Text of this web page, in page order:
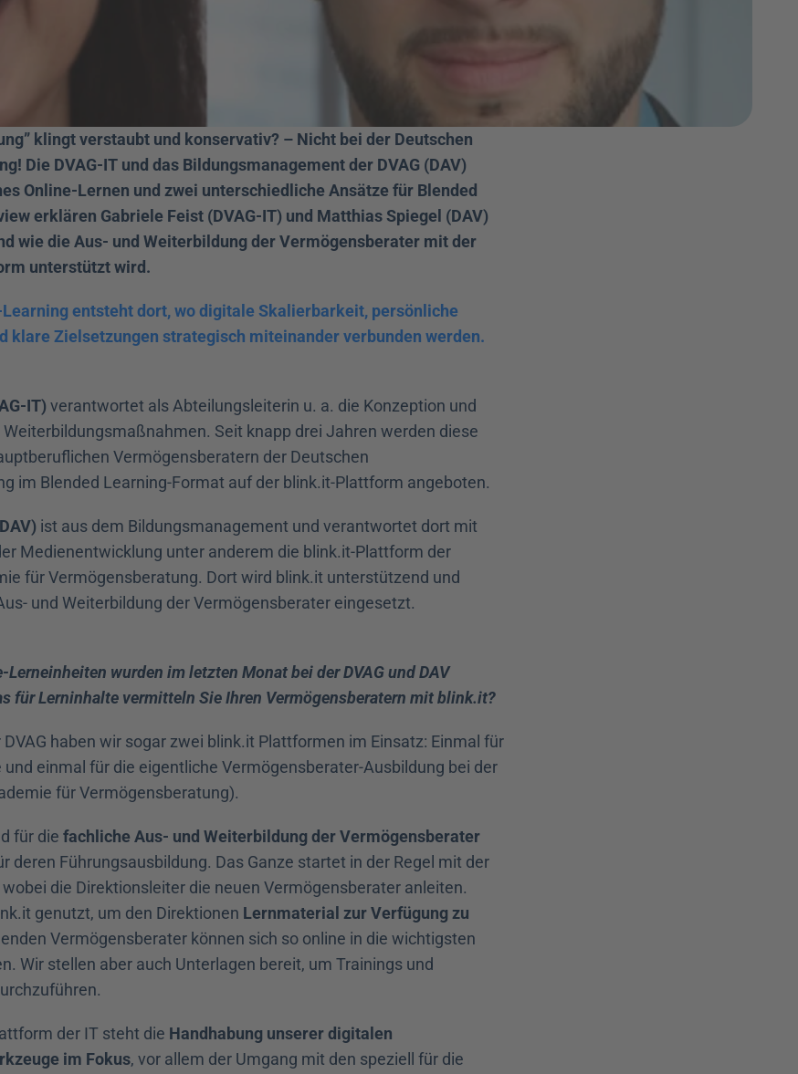
klingt verstaubt und konservativ? – Nicht bei der Deutschen
Die DVAG-IT und das Bildungsmanagement der DVAG (DAV)
Online-Lernen und zwei unterschiedliche Ansätze für Blended
erklären Gabriele Feist (DVAG-IT) und Matthias Spiegel (DAV)
wie die Aus- und Weiterbildung der Vermögensberater mit der
unterstützt wird.
entsteht dort, wo digitale Skalierbarkeit, persönliche
klare Zielsetzungen strategisch miteinander verbunden werden.
IT) verantwortet als Abteilungsleiterin u. a. die Konzeption und
Weiterbildungsmaßnahmen. Seit knapp drei Jahren werden diese
Vermögensberatern der Deutschen
im Blended Learning-Format auf der blink.it-Plattform angeboten.
ist aus dem Bildungsmanagement und verantwortet dort mit
Medienentwicklung unter anderem die blink.it-Plattform der
für Vermögensberatung. Dort wird blink.it unterstützend und
und Weiterbildung der Vermögensberater eingesetzt.
Lerneinheiten wurden im letzten Monat bei der DVAG und DAV
für Lerninhalte vermitteln Sie Ihren Vermögensberatern mit blink.it?
DVAG haben wir sogar zwei blink.it Plattformen im Einsatz: Einmal für
und einmal für die eigentliche Vermögensberater-Ausbildung bei der
für Vermögensberatung).
für die fachliche Aus- und Weiterbildung der Vermögensberater
deren Führungsausbildung. Das Ganze startet in der Regel mit der
die Direktionsleiter die neuen Vermögensberater anleiten.
genutzt, um den Direktionen Lernmaterial zur Verfügung zu
Vermögensberater können sich so online in die wichtigsten
Wir stellen aber auch Unterlagen bereit, um Trainings und
der IT steht die Handhabung unserer digitalen
im Fokus, vor allem der Umgang mit den speziell für die